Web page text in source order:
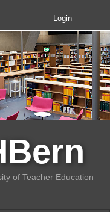
Login
of Teacher Education